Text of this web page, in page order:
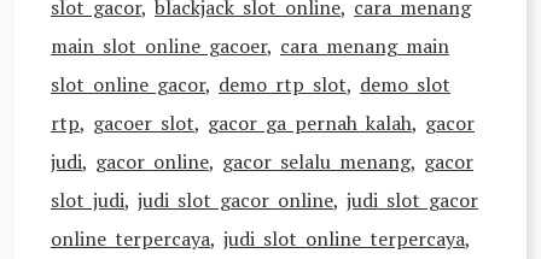
slot gacor, blackjack slot online, cara menang
main slot online gacoer, cara menang main
slot online gacor, demo rtp slot, demo slot
rtp, gacoer slot, gacor ga pernah kalah, gacor
judi, gacor online, gacor selalu menang, gacor
slot judi, judi slot gacor online, judi slot gacor
online terpercaya, judi slot online terpercaya,